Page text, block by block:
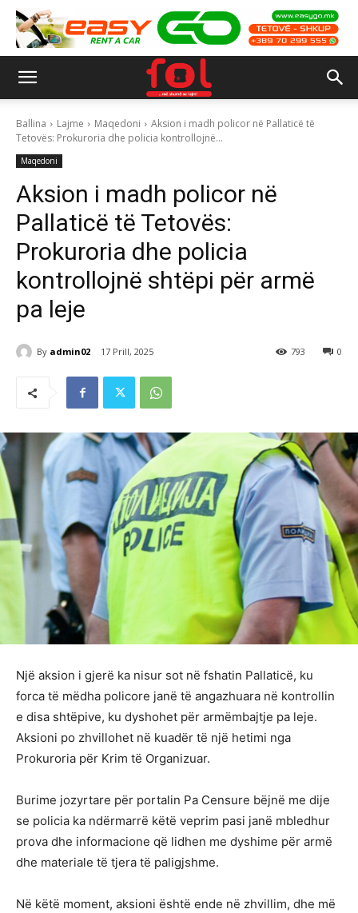
Ballina Lajme Maqedoni
Aksion i madh policor në Pallaticë të
Tetovës: Prokuroria dhe policia kontrollojnë...
Maqedoni
Aksion i madh policor në
Pallaticë të Tetovës:
Prokuroria dhe policia
kontrollojnë shtëpi për armë
pa leje
By admin02 17 Prill, 2025 0
793
Një aksion i gjerë ka nisur sot në fshatin Pallaticë, ku
forca të mëdha policore janë të angazhuara në kontrollin
e disa shtëpive, ku dyshohet për armëmbajtje pa leje.
Aksioni po zhvillohet në kuadër të një hetimi nga
Prokuroria për Krim të Organizuar.
Burime jozyrtare për portalin Pa Censure bëjnë me dije
se policia ka ndërmarrë këtë veprim pasi janë mbledhur
prova dhe informacione që lidhen me dyshime për armë
dhe materiale të tjera të paligjshme.
Në këtë moment, aksioni është ende në zhvillim, dhe më